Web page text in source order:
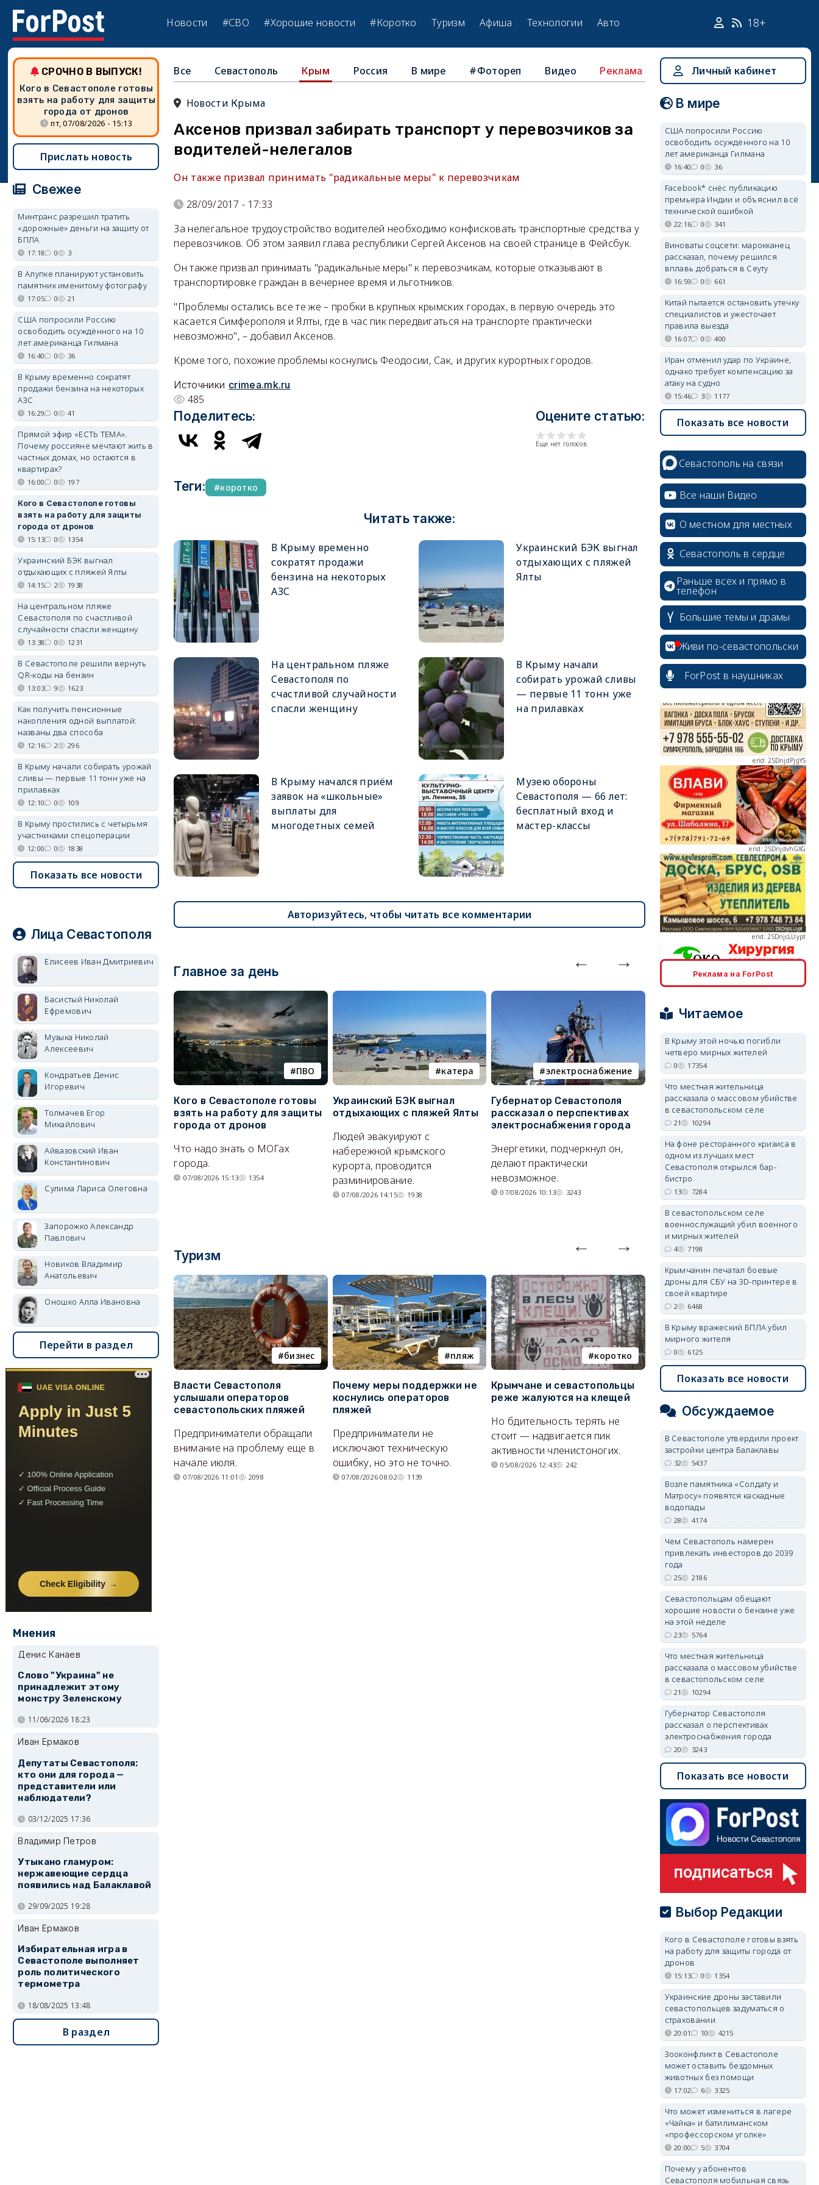
Новости #СВО #Хорошие новости #Коротко Туризм Афиша Технологии Авто 18+
Все Севастополь Крым Россия В мире #Фотореп Видео Реклама
Новости Крыма
Аксенов призвал забирать транспорт у перевозчиков за
водителей-нелегалов
Он также призвал принимать "радикальные меры" к перевозчикам
28/09/2017 - 17:33
За нелегальное трудоустройство водителей необходимо конфисковать транспортные средства у
перевозчиков. Об этом заявил глава республики Сергей Аксенов на своей странице в Фейсбук.
Он также призвал принимать "радикальные меры" к перевозчикам, которые отказывают в
транспортировке граждан в вечернее время и льготников.
"Проблемы остались все те же – пробки в крупных крымских городах, в первую очередь это
касается Симферополя и Ялты, где в час пик передвигаться на транспорте практически
невозможно", – добавил Аксенов.
Кроме того, похожие проблемы коснулись Феодосии, Сак, и других курортных городов.
Источники crimea.mk.ru
485
Поделитесь: Оцените статью:
Еще нет голосов
Теги: коротко
Читать также:
В Крыму временно
сократят продажи
бензина на некоторых
АЗС
Украинский БЭК выгнал
отдыхающих с пляжей
Ялты
На центральном пляже
Севастополя по
счастливой случайности
спасли женщину
В Крыму начали
собирать урожай сливы
— первые 11 тонн уже
на прилавках
В Крыму начался приём
заявок на «школьные»
выплаты для
многодетных семей
Музею обороны
Севастополя — 66 лет:
бесплатный вход и
мастер-классы
Авторизуйтесь, чтобы читать все комментарии
Главное за день
ПВО
Кого в Севастополе готовы
взять на работу для защиты
города от дронов
Что надо знать о МОГах
города.
07/08/2026 15:13 1354
катера
Украинский БЭК выгнал
отдыхающих с пляжей Ялты
Людей эвакуируют с
набережной крымского
курорта, проводится
разминирование.
07/08/2026 14:15 1938
электроснабжение
Губернатор Севастополя
рассказал о перспективах
электроснабжения города
Энергетики, подчеркнул он,
делают практически
невозможное.
07/08/2026 10:13 3243
пляж
Почему меры поддержки не
коснулись операторов
пляжей
Предприниматели не
исключают техническую
ошибку, но это не точно.
07/08/2026 08:02
Туризм
бизнес
Власти Севастополя
услышали операторов
севастопольских пляжей
Предприниматели обращали
внимание на проблему еще в
начале июля.
07/08/2026 11:01 2098
пляж
Почему меры поддержки не
коснулись операторов
пляжей
Предприниматели не
исключают техническую
ошибку, но это не точно.
07/08/2026 08:02 1139
коротко
Крымчане и севастопольцы
реже жалуются на клещей
Но бдительность терять не
стоит — надвигается пик
активности членистоногих.
05/08/2026 12:43 242
В Севастополе утвердили
Балаклавы
Там появится туристический
квартал с отелями и
парковками.
СРОЧНО В ВЫПУСК!
Кого в Севастополе готовы
взять на работу для защиты
города от дронов
пт, 07/08/2026 - 15:13
Прислать новость
Свежее
Минтранс разрешил тратить
«дорожные» деньги на защиту от
БПЛА
17:18 0 3
В Алупке планируют установить
памятник именитому фотографу
17:05 0 21
США попросили Россию
освободить осуждённого на 10
лет американца Гилмана
16:40 0 36
В Крыму временно сократят
продажи бензина на некоторых
АЗС
16:29 0 41
Прямой эфир «ЕСТЬ ТЕМА».
Почему россияне мечтают жить в
частных домах, но остаются в
квартирах?
16:00 0 197
Кого в Севастополе готовы
взять на работу для защиты
города от дронов
15:13 0 1354
Украинский БЭК выгнал
отдыхающих с пляжей Ялты
14:15 2 1938
На центральном пляже
Севастополя по счастливой
случайности спасли женщину
13:38 0 1231
В Севастополе решили вернуть
QR-коды на бензин
13:03 9 1623
Как получить пенсионные
накопления одной выплатой:
названы два способа
12:16 2 296
В Крыму начали собирать урожай
сливы — первые 11 тонн уже на
прилавках
12:10 0 109
В Крыму простились с четырьмя
участниками спецоперации
12:00 0 1838
Показать все новости
Лица Севастополя
Елисеев Иван Дмитриевич
Басистый Николай
Ефремович
Музыка Николай
Алексеевич
Кондратьев Денис
Игоревич
Толмачев Егор
Михайлович
Айвазовский Иван
Константинович
Сулима Лариса Олеговна
Запорожко Александр
Павлович
Новиков Владимир
Анатольевич
Оношко Алла Ивановна
Перейти в раздел
Мнения
Денис Канаев
Слово "Украина" не
принадлежит этому
монстру Зеленскому
11/06/2026 18:23
Иван Ермаков
Депутаты Севастополя:
кто они для города —
представители или
наблюдатели?
03/12/2025 17:36
Владимир Петров
Утыкано гламуром:
нержавеющие сердца
появились над Балаклавой
29/09/2025 19:28
Иван Ермаков
Избирательная игра в
Севастополе выполняет
роль политического
термометра
18/08/2025 13:48
В раздел
Личный кабинет
В мире
США попросили Россию
освободить осуждённого на 10
лет американца Гилмана
16:40 0 36
Facebook* снёс публикацию
премьера Индии и объяснил всё
технической ошибкой
22:16 0 341
Виноваты соцсети: марокканец
рассказал, почему решился
вплавь добраться в Сеуту
16:59 0 661
Китай пытается остановить утечку
специалистов и ужесточает
правила выезда
16:07 0 400
Иран отменил удар по Украине,
однако требует компенсацию за
атаку на судно
15:46 3 1177
Показать все новости
Севастополь на связи
Все наши Видео
О местном для местных
Севастополь в сердце
Раньше всех и прямо в
телефон
Большие темы и драмы
Живи по-севастопольски
ForPost в наушниках
erid: 2SDnjcrDNw6
erid: 2SDnjdPjgYS
erid: 2SDnjdvhGXG
erid: 2SDnjcLUypt
erid: 2SDnjcrDNw6
erid: 2SDnjdPjgYS
erid: 2SDnjdvhGXG
Реклама на ForPost
Читаемое
В Крыму этой ночью погибли
четверо мирных жителей
0 17354
Что местная жительница
рассказала о массовом убийстве
в севастопольском селе
21 10294
На фоне ресторанного кризиса в
одном из лучших мест
Севастополя открылся бар-
бистро
13 7284
В севастопольском селе
военнослужащий убил военного
и мирных жителей
4 7198
Крымчанин печатал боевые
дроны для СБУ на 3D-принтере в
своей квартире
2 6468
В Крыму вражеский БПЛА убил
мирного жителя
0 6125
Показать все новости
Обсуждаемое
В Севастополе утвердили проект
застройки центра Балаклавы
32 5437
Возле памятника «Солдату и
Матросу» появятся каскадные
водопады
28 4174
Чем Севастополь намерен
привлекать инвесторов до 2039
года
25 2186
Севастопольцам обещают
хорошие новости о бензине уже
на этой неделе
23 5764
Что местная жительница
рассказала о массовом убийстве
в севастопольском селе
21 10294
Губернатор Севастополя
рассказал о перспективах
электроснабжения города
20 3243
Показать все новости
Выбор Редакции
Кого в Севастополе готовы взять
на работу для защиты города от
дронов
15:13 0 1354
Украинские дроны заставили
севастопольцев задуматься о
страховании
20:01 10 4215
Зооконфликт в Севастополе
может оставить бездомных
животных без помощи
17:02 6 3325
Что может измениться в лагере
«Чайка» и батилиманском
«профессорском уголке»
20:00 5 3704
Почему у абонентов
Севастополя мобильная связь